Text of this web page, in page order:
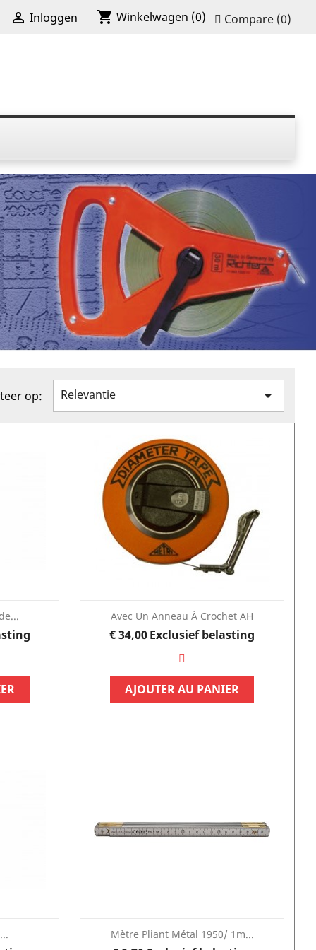
 Inloggen shopping_cart Winkelwagen (0) Compare (0)
OUT
op: Relevantie 
Avec Un Anneau À Crochet AH
Prijs
€ 34,00Exclusief belasting
AJOUTER AU PANIER
Mètre Pliant Métal 1950/ 1m...